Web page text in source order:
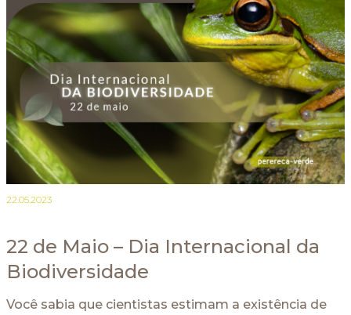
22.05.2023
22 de Maio – Dia Internacional da
Biodiversidade
Você sabia que cientistas estimam a existência de